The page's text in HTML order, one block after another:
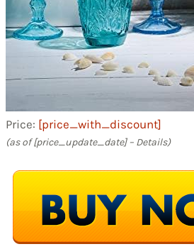
Price: [price_with_discount]
(as of [price_update_date] – Details)